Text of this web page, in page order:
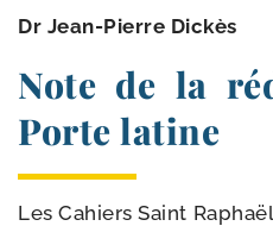
Dr Jean-​Pierre Dickès
Note de la
Porte latine
Les Cahiers Saint